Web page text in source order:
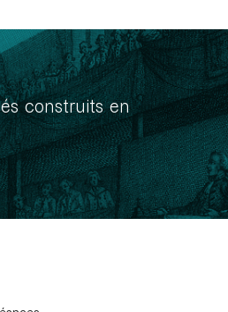
construits en